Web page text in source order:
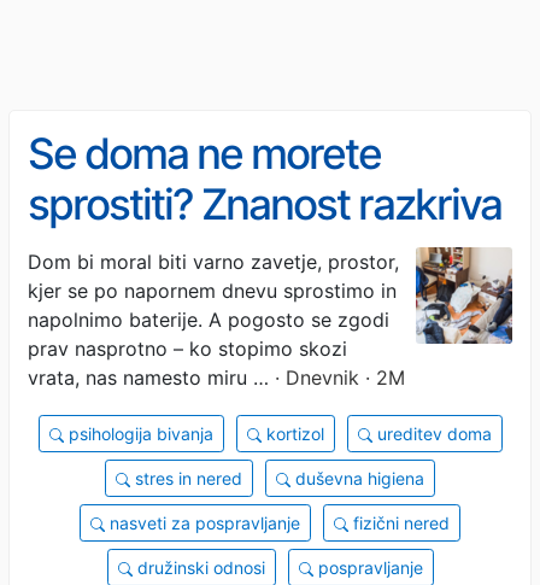
Se doma ne morete
sprostiti? Znanost razkriva
učinek nereda na vaše
možgane
Dom bi moral biti varno zavetje, prostor,
kjer se po napornem dnevu sprostimo in
napolnimo baterije. A pogosto se zgodi
prav nasprotno – ko stopimo skozi
vrata, nas namesto miru … · Dnevnik · 2M
psihologija bivanja kortizol ureditev doma
stres in nered duševna higiena
nasveti za pospravljanje fizični nered
družinski odnosi pospravljanje